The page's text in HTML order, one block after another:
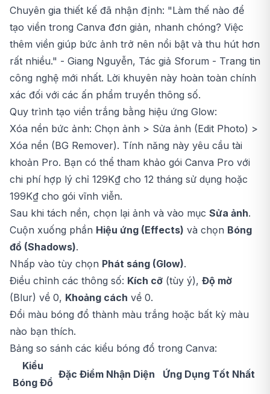
Chuyên gia thiết kế đã nhận định: "Làm thế nào để
tạo viền trong Canva đơn giản, nhanh chóng? Việc
thêm viền giúp bức ảnh trở nên nổi bật và thu hút hơn
rất nhiều." - Giang Nguyễn, Tác giả Sforum - Trang tin
công nghệ mới nhất. Lời khuyên này hoàn toàn chính
xác đối với các ấn phẩm truyền thông số.
Quy trình tạo viền trắng bằng hiệu ứng Glow:
Xóa nền bức ảnh: Chọn ảnh > Sửa ảnh (Edit Photo) >
Xóa nền (BG Remover). Tính năng này yêu cầu tài
khoản Pro. Bạn có thể tham khảo gói Canva Pro với
chi phí hợp lý chỉ 129K₫ cho 12 tháng sử dụng hoặc
199K₫ cho gói vĩnh viễn.
Sau khi tách nền, chọn lại ảnh và vào mục Sửa ảnh.
Cuộn xuống phần Hiệu ứng (Effects) và chọn Bóng
đổ (Shadows).
Nhấp vào tùy chọn Phát sáng (Glow).
Điều chỉnh các thông số: Kích cỡ (tùy ý), Độ mờ
(Blur) về 0, Khoảng cách về 0.
Đổi màu bóng đổ thành màu trắng hoặc bất kỳ màu
nào bạn thích.
Bảng so sánh các kiểu bóng đổ trong Canva:
Kiểu
Bóng Đổ
Đặc Điểm Nhận Diện Ứng Dụng Tốt Nhất